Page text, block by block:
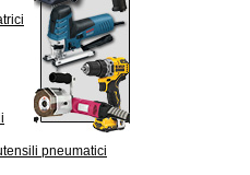
pneumatici